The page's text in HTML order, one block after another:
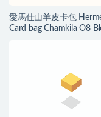
愛馬仕山羊皮卡包
Card bag Chamkila O8